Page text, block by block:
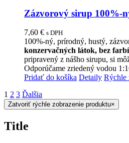
Zázvorový sirup 100%-
7,60 € s DPH
100%-ný, prírodný, hustý,
konzervačných látok, bez
pripravený z nášho sirupu, si
Odporúčame zriedený vodou
Pridať do košíka Detaily Rýchle
1 2 3 Ďalšia
Zatvoriť rýchle zobrazenie produktu×
Title